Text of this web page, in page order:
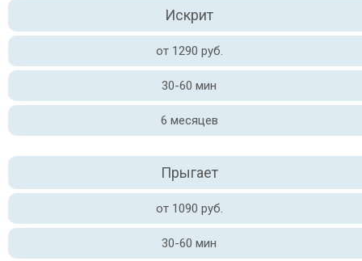
Искрит
от 1290 руб.
30-60 мин
6 месяцев
Прыгает
от 1090 руб.
30-60 мин